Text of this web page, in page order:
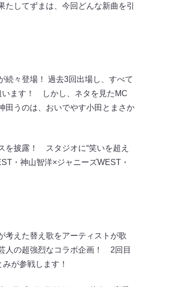
してずまは、今回どんな新曲を引
続々登場！ 過去3回出場し、すべて
います！ しかし、ネタを見たMC
うのは、おいでやす小田とまさか
を披露！ スタジオに“笑いを超え
・神山智洋×ジャニーズWEST・
えた替え歌をアーティストが歌
人の超強烈なコラボ企画！ 2回目
が参戦します！